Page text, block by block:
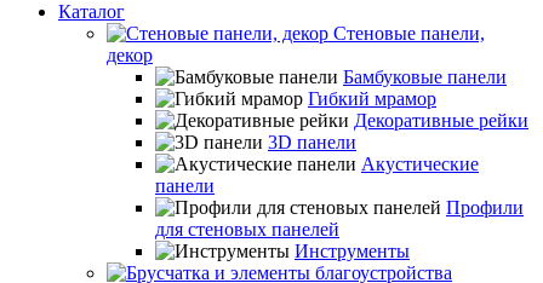
Каталог
Стеновые панели,
декор
Бамбуковые панели
Гибкий мрамор
Декоративные рейки
3D панели
Акустические
панели
Профили
для стеновых панелей
Инструменты